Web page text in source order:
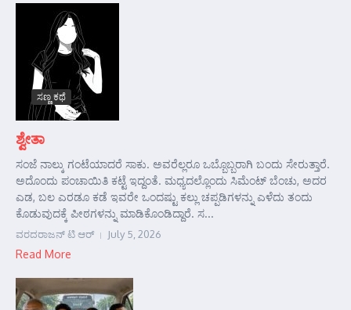
ಸಣ್ಣ ಕಥೆ
ಶ್ವೇತಾ
ಸಂಜೆ ನಾಲ್ಕು ಗಂಟೆಯಾದರೆ ಸಾಕು. ಅವರೆಲ್ಲರೂ ಒಬ್ಬೊಬ್ಬರಾಗಿ ಬಂದು ಸೇರುತ್ತಾರೆ.
ಅದೊಂದು ಪಂಚಾಯಿತಿ ಕಟ್ಟೆ ಇದ್ದಂತೆ. ಮಧ್ಯದಲ್ಲೊಂದು ಸಿಮೆಂಟ್ ಬೆಂಚು, ಅದರ
ಎಡ, ಬಲ ಎರಡೂ ಕಡೆ ಇವರೇ ಒಂದಷ್ಟು ಕಲ್ಲು ಚಪ್ಪಡಿಗಳನ್ನು ಎಳೆದು ತಂದು
ಕೊಡುವುದಕ್ಕೆ ಪೀಠಗಳನ್ನು ಮಾಡಿಕೊಂಡಿದ್ದಾರೆ. ಸ...
ವರದರಾಜನ್ ಟಿ ಆರ್ July 5, 2026
Read More